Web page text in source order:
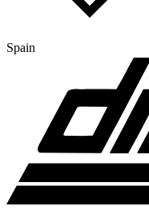
Spain